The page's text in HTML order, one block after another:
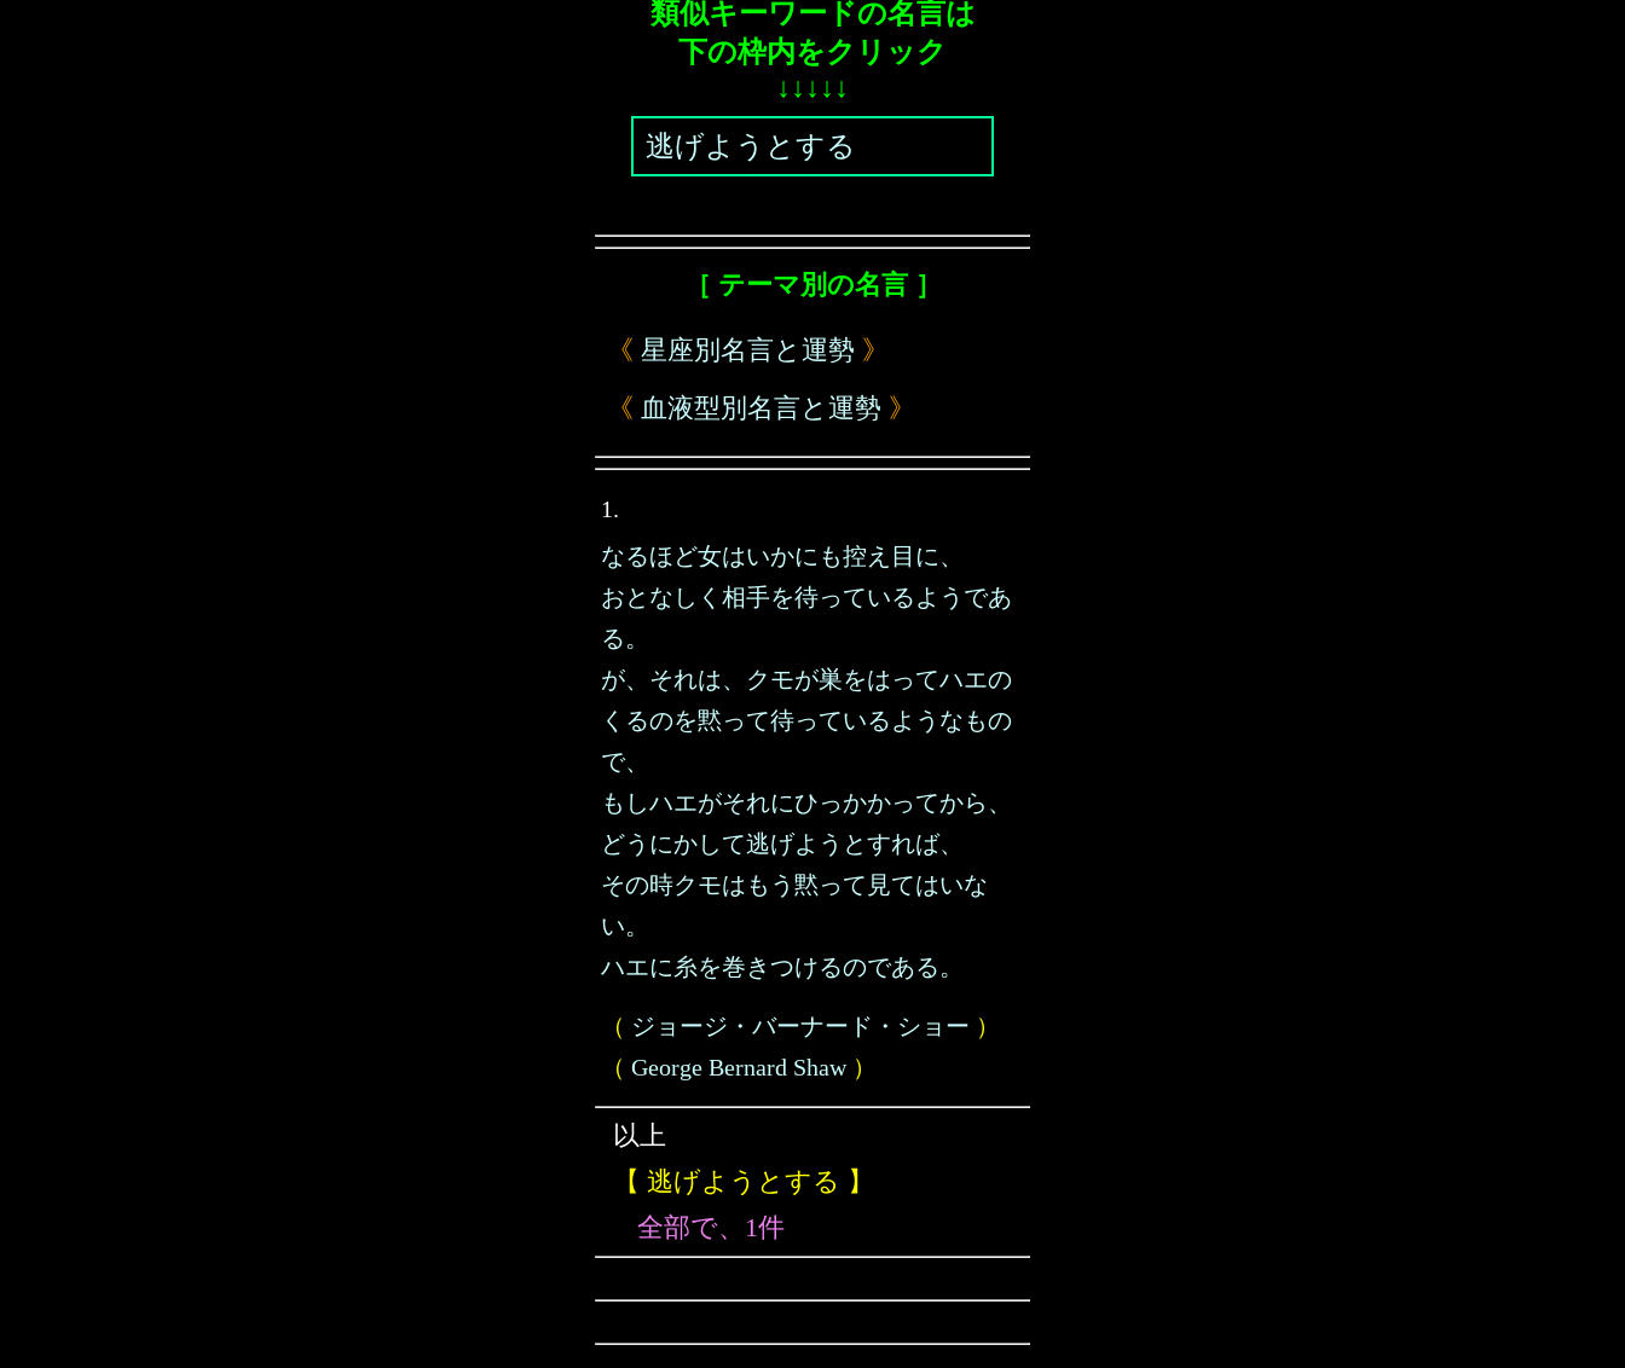
類似キーワードの名言は
下の枠内をクリック
↓↓↓↓↓
逃げようとする
［ テーマ別の名言 ］
《 星座別名言と運勢 》
《 血液型別名言と運勢 》
1.
なるほど女はいかにも控え目に、
おとなしく相手を待っているようであ
る。
が、それは、クモが巣をはってハエの
くるのを黙って待っているようなもの
で、
もしハエがそれにひっかかってから、
どうにかして逃げようとすれば、
その時クモはもう黙って見てはいな
い。
ハエに糸を巻きつけるのである。
（ ジョージ・バーナード・ショー ）
（ George Bernard Shaw）
以上
【 逃げようとする 】
全部で、1件